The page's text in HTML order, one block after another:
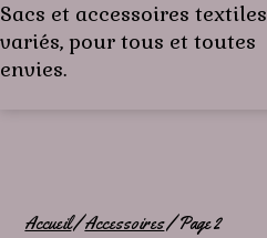
Sacs et accessoires textiles
variés, pour tous et toutes
envies.
Accueil/Accessoires/ Page 2